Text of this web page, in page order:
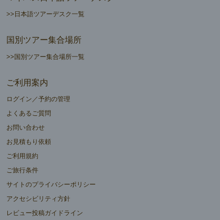
>>日本語ツアーデスク一覧
国別ツアー集合場所
>>国別ツアー集合場所一覧
ご利用案内
ログイン／予約の管理
よくあるご質問
お問い合わせ
お見積もり依頼
ご利用規約
ご旅行条件
サイトのプライバシーポリシー
アクセシビリティ方針
レビュー投稿ガイドライン